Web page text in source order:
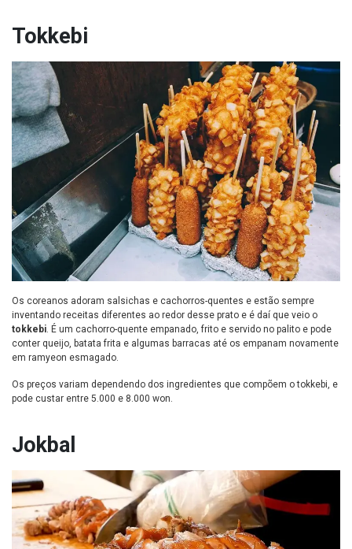
Tokkebi
Os coreanos adoram salsichas e cachorros-quentes e estão sempre
inventando receitas diferentes ao redor desse prato e é daí que veio o
tokkebi. É um cachorro-quente empanado, frito e servido no palito e pode
conter queijo, batata frita e algumas barracas até os empanam novamente
em ramyeon esmagado.
Os preços variam dependendo dos ingredientes que compõem o tokkebi, e
pode custar entre 5.000 e 8.000 won.
Jokbal